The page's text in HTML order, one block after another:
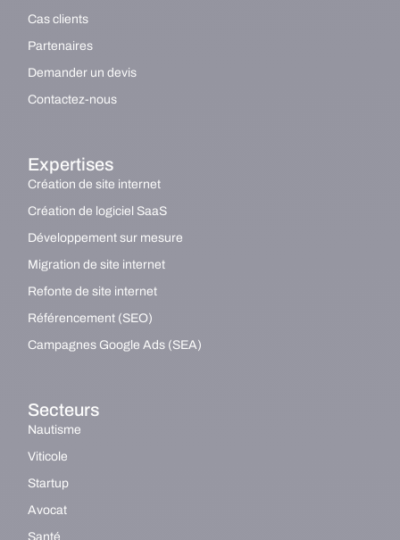
Cas clients
Partenaires
Demander un devis
Contactez-nous
Expertises
Création de site internet
Création de logiciel SaaS
Développement sur mesure
Migration de site internet
Refonte de site internet
Référencement (SEO)
Campagnes Google Ads (SEA)
Secteurs
Nautisme
Viticole
Startup
Avocat
Santé